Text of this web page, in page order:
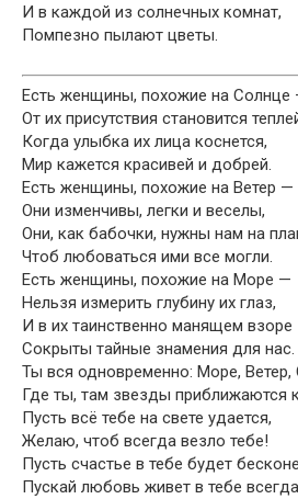
И в каждой из солнечных комнат,
Помпезно пылают цветы.
Есть женщины, похожие на Солнце
От их присутствия становится
Когда улыбка их лица коснется,
Мир кажется красивей и добрей.
Есть женщины, похожие на Ветер —
Они изменчивы, легки и веселы,
Они, как бабочки, нужны нам на
Чтоб любоваться ими все могли.
Есть женщины, похожие на Море —
Нельзя измерить глубину их глаз,
И в их таинственно манящем взоре
Сокрыты тайные знамения для нас.
Ты вся одновременно: Море, Ветер,
Где ты, там звезды приближаются
Пусть всё тебе на свете удается,
Желаю, чтоб всегда везло тебе!
Пусть счастье в тебе будет
Пускай любовь живет в тебе